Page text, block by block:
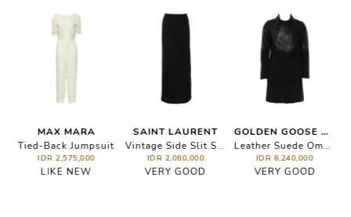
MAX MARA
Tied-Back Jumpsuit
IDR 2,575,000
LIKE NEW
SAINT LAURENT
Vintage Side Slit Skirt
IDR 2,060,000
VERY GOOD
GOLDEN GOOSE DELUXE BRAND
Leather Suede Ombre Long Coat
IDR 8,240,000
VERY GOOD